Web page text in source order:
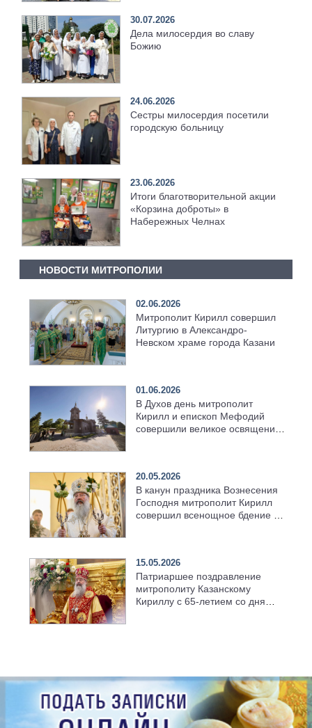
30.07.2026
Дела милосердия во славу
Божию
24.06.2026
Сестры милосердия посетили
городскую больницу
23.06.2026
Итоги благотворительной акции
«Корзина доброты» в
Набережных Челнах
НОВОСТИ МИТРОПОЛИИ
02.06.2026
Митрополит Кирилл совершил
Литургию в Александро-
Невском храме города Казани
01.06.2026
В Духов день митрополит
Кирилл и епископ Мефодий
совершили великое освящение
20.05.2026
В канун праздника Вознесения
Господня митрополит Кирилл
совершил всенощное бдение в
15.05.2026
Патриаршее поздравление
митрополиту Казанскому
Кириллу с 65-летием со дня